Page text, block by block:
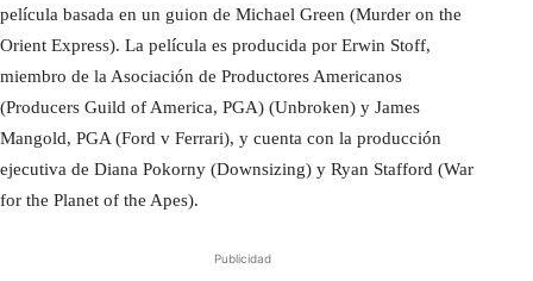
película basada en un guion de Michael Green (Murder on the
Orient Express). La película es producida por Erwin Stoff,
miembro de la Asociación de Productores Americanos
(Producers Guild of America, PGA) (Unbroken) y James
Mangold, PGA (Ford v Ferrari), y cuenta con la producción
ejecutiva de Diana Pokorny (Downsizing) y Ryan Stafford (War
for the Planet of the Apes).
Publicidad